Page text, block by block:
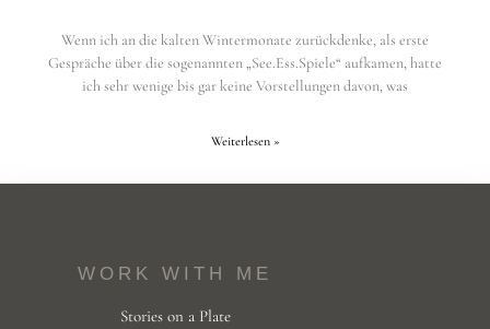
Wenn ich an die kalten Wintermonate zurückdenke, als erste
Gespräche über die sogenannten „See.Ess.Spiele“ aufkamen, hatte
ich sehr wenige bis gar keine Vorstellungen davon, was
Weiterlesen »
WORK WITH ME
Stories on a Plate